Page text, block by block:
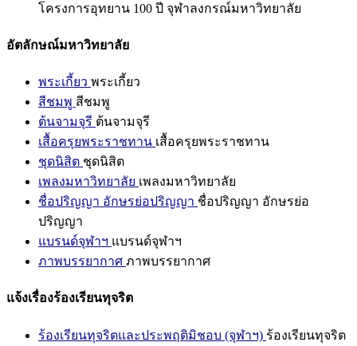
โครงการอุทยาน 100 ปี จุฬาลงกรณ์มหาวิทยาลัย
อัตลักษณ์มหาวิทยาลัย
พระเกี้ยว พระเกี้ยว
สีชมพู สีชมพู
ต้นจามจุรี ต้นจามจุรี
เสื้อครุยพระราชทาน เสื้อครุยพระราชทาน
ชุดนิสิต ชุดนิสิต
เพลงมหาวิทยาลัย เพลงมหาวิทยาลัย
ชื่อปริญญา อักษรย่อปริญญา ชื่อปริญญา อักษรย่อ
ปริญญา
แบรนด์จุฬาฯ แบรนด์จุฬาฯ
ภาพบรรยากาศ ภาพบรรยากาศ
แจ้งเรื่องร้องเรียนทุจริต
ร้องเรียนทุจริตและประพฤติมิชอบ (จุฬาฯ) ร้องเรียนทุจริต